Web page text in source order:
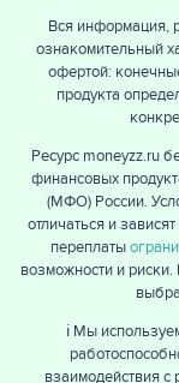
Вся информация,
ознакомительный
офертой:
продукта
Ресурс moneyzz.ru
финансовых
(МФО) России.
отличаться и
переплаты
возможности и риски.
ℹ️ Мы
взаимодействия с